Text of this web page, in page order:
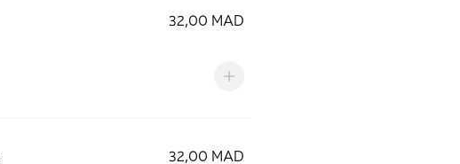
32,00 MAD
32,00 MAD